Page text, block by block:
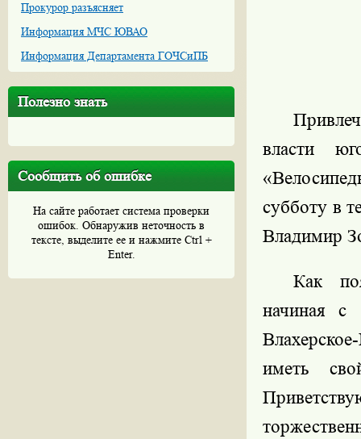
Прокурор разъясняет
Информация МЧС ЮВАО
Информация Департамента ГОЧСиПБ
Полезно знать
Сообщить об ошибке
На сайте работает система проверки
ошибок. Обнаружив неточность в
тексте, выделите ее и нажмите Ctrl +
Enter.
власти
субботу в
Владимир
Как
начиная
иметь